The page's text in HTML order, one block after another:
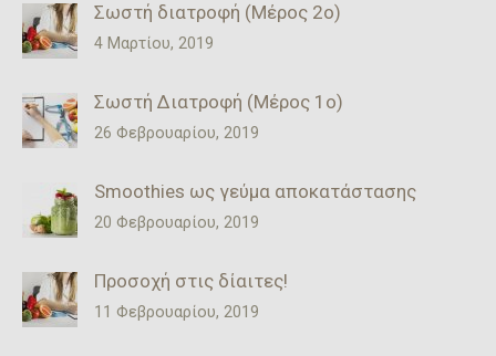
Σωστή διατροφή (Μέρος 2ο)
4 Μαρτίου, 2019
Σωστή Διατροφή (Μέρος 1ο)
26 Φεβρουαρίου, 2019
Smoothies ως γεύμα αποκατάστασης
20 Φεβρουαρίου, 2019
Προσοχή στις δίαιτες!
11 Φεβρουαρίου, 2019